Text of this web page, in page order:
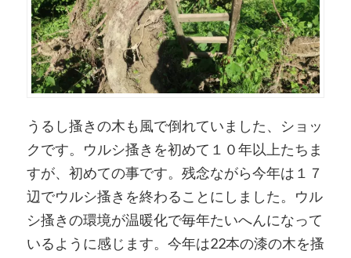
うるし搔きの木も風で倒れていました、ショッ
クです。ウルシ搔きを初めて１０年以上たちま
すが、初めての事です。残念ながら今年は１７
辺でウルシ搔きを終わることにしました。ウル
シ搔きの環境が温暖化で毎年たいへんになって
いるように感じます。今年は22本の漆の木を搔